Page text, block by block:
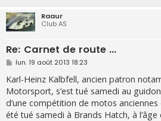
Raaur
Club AS
Re: Carnet de route ...
M
s
s
a
g
e
lun. 19 août 2013 18:23
Karl-Heinz Kalbfell, ancien patron
Motorsport, s’est tué samedi au
d’une compétition de motos
été tué samedi à Brands Hatch, à l’âge